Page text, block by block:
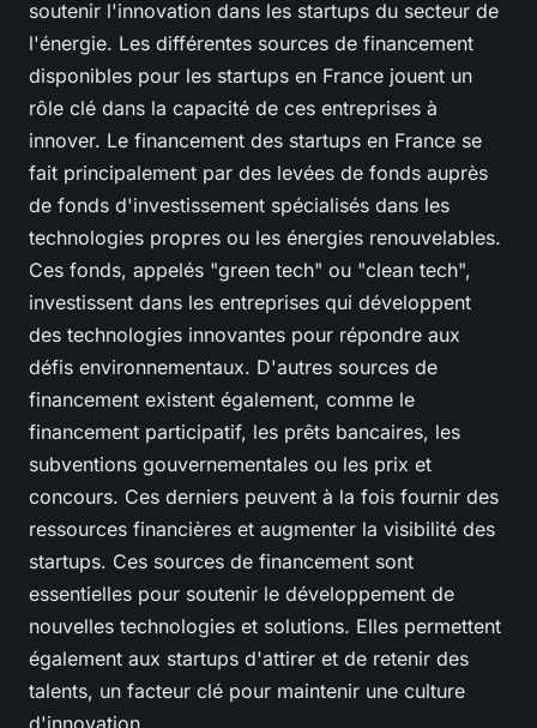
soutenir l'innovation dans les startups du secteur de
l'énergie. Les différentes sources de financement
disponibles pour les startups en France jouent un
rôle clé dans la capacité de ces entreprises à
innover. Le financement des startups en France se
fait principalement par des levées de fonds auprès
de fonds d'investissement spécialisés dans les
technologies propres ou les énergies renouvelables.
Ces fonds, appelés "green tech" ou "clean tech",
investissent dans les entreprises qui développent
des technologies innovantes pour répondre aux
défis environnementaux. D'autres sources de
financement existent également, comme le
financement participatif, les prêts bancaires, les
subventions gouvernementales ou les prix et
concours. Ces derniers peuvent à la fois fournir des
ressources financières et augmenter la visibilité des
startups. Ces sources de financement sont
essentielles pour soutenir le développement de
nouvelles technologies et solutions. Elles permettent
également aux startups d'attirer et de retenir des
talents, un facteur clé pour maintenir une culture